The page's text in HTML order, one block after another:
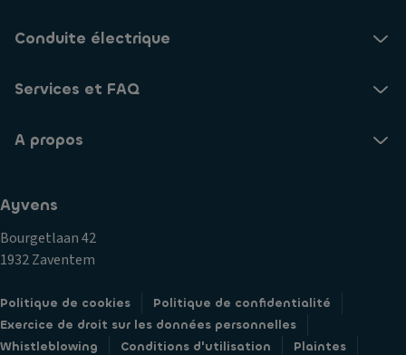
Conduite électrique
Services et FAQ
A propos
Ayvens
Bourgetlaan 42
1932 Zaventem
Politique de cookies
Politique de confidentialité
Exercice de droit sur les données personnelles
Whistleblowing
Conditions d'utilisation
Plaintes